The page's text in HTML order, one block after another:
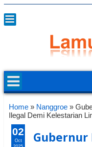
Home » Nanggroe »
Ilegal Demi Kelestarian
Gubernur
02
Oct